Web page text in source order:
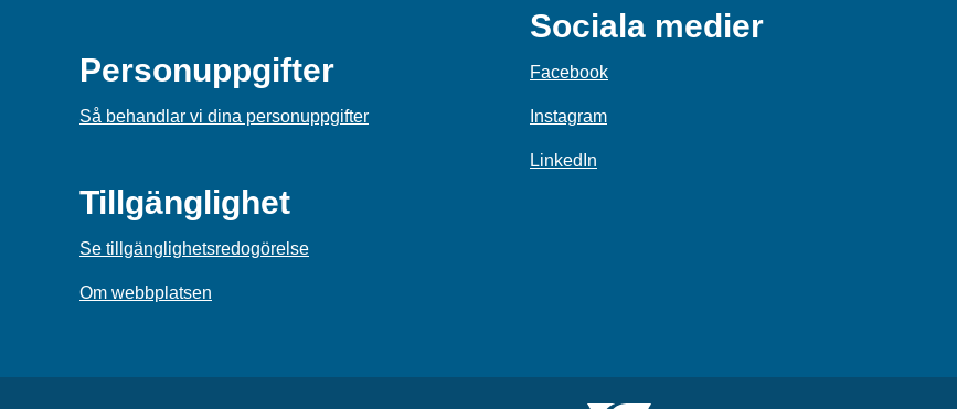
Personuppgifter
Så behandlar vi dina personuppgifter
Tillgänglighet
Se tillgänglighetsredogörelse
Om webbplatsen
Sociala medier
Facebook
Instagram
LinkedIn